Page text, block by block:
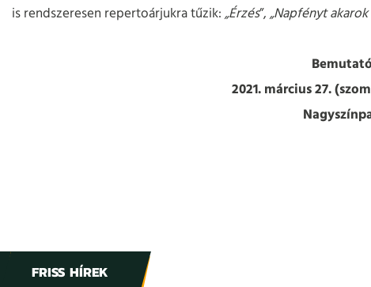
is rendszeresen repertoárjukra tűzik:„Érzés”,„Napfényt akarok
Bemutató
2021. március 27.
FRISS HÍREK